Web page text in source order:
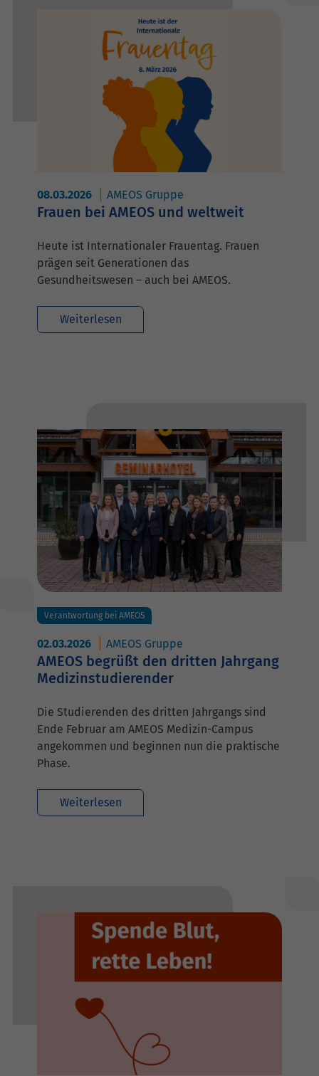
08.03.2026 AMEOS Gruppe
Frauen bei AMEOS und weltweit
Heute ist Internationaler Frauentag. Frauen
prägen seit Generationen das
Gesundheitswesen – auch bei AMEOS.
Weiterlesen
Verantwortung bei AMEOS
02.03.2026 AMEOS Gruppe
AMEOS begrüßt den dritten Jahrgang
Medizinstudierender
Die Studierenden des dritten Jahrgangs sind
Ende Februar am AMEOS Medizin-Campus
angekommen und beginnen nun die praktische
Phase.
Weiterlesen